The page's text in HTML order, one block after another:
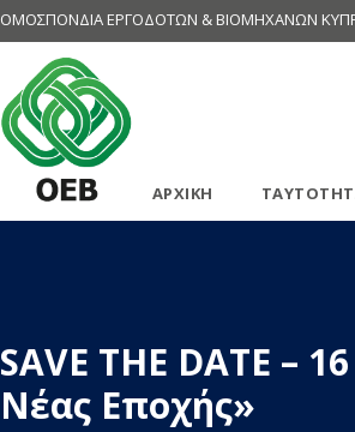
ΟΜΟΣΠΟΝΔΙΑ ΕΡΓΟΔΟΤΩΝ & ΒΙΟΜΗΧΑΝΩΝ
ΑΡΧΙΚΗ
SAVE THE DATE –
Νέας Εποχής»